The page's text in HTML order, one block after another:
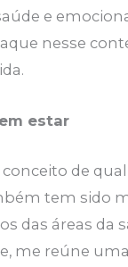
e
nesse
estar
de
tem sido
das áreas da
me reúne